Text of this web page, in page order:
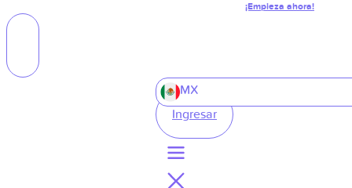
¡Empieza ahora!
MX
Ingresar